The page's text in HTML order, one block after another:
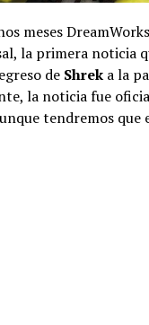
meses
la primera noticia
de Shreka la
la noticia fue
tendremos que